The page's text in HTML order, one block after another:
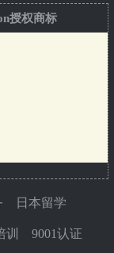
授权商标
日本留学
训 9001认证